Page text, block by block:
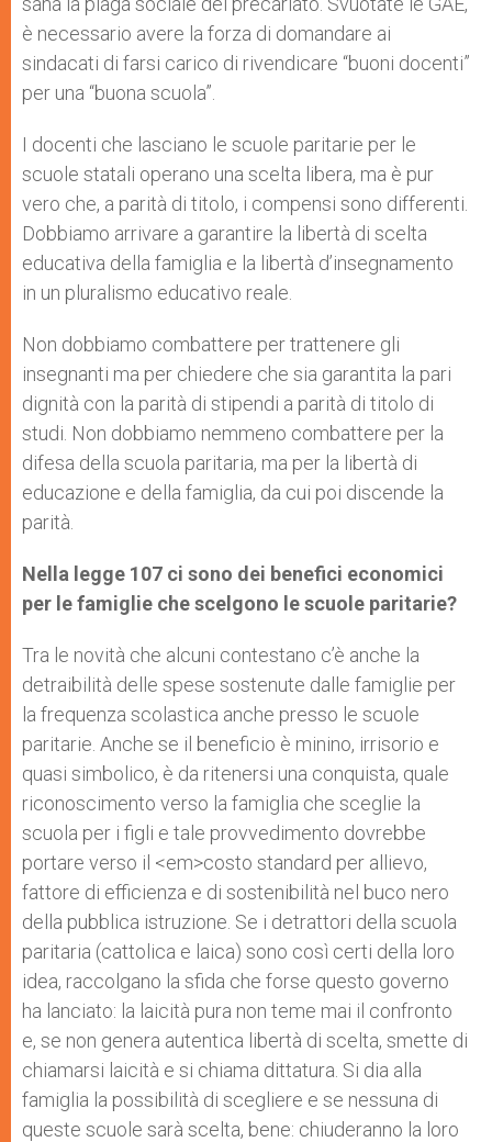
è necessario avere la forza di domandare ai
sindacati di farsi carico di rivendicare “buoni docenti”
per una “buona scuola”.
I docenti che lasciano le scuole paritarie per le
scuole statali operano una scelta libera, ma è pur
vero che, a parità di titolo, i compensi sono differenti.
Dobbiamo arrivare a garantire la libertà di scelta
educativa della famiglia e la libertà d’insegnamento
in un pluralismo educativo reale.
Non dobbiamo combattere per trattenere gli
insegnanti ma per chiedere che sia garantita la pari
dignità con la parità di stipendi a parità di titolo di
studi. Non dobbiamo nemmeno combattere per la
difesa della scuola paritaria, ma per la libertà di
educazione e della famiglia, da cui poi discende la
parità.
Nella legge 107 ci sono dei benefici economici
per le famiglie che scelgono le scuole paritarie?
Tra le novità che alcuni contestano c’è anche la
detraibilità delle spese sostenute dalle famiglie per
la frequenza scolastica anche presso le scuole
paritarie. Anche se il beneficio è minino, irrisorio e
quasi simbolico, è da ritenersi una conquista, quale
riconoscimento verso la famiglia che sceglie la
scuola per i figli e tale provvedimento dovrebbe
portare verso il <em>costo standard per allievo,
fattore di efficienza e di sostenibilità nel buco nero
della pubblica istruzione. Se i detrattori della scuola
paritaria (cattolica e laica) sono così certi della loro
idea, raccolgano la sfida che forse questo governo
ha lanciato: la laicità pura non teme mai il confronto
e, se non genera autentica libertà di scelta, smette di
chiamarsi laicità e si chiama dittatura. Si dia alla
famiglia la possibilità di scegliere e se nessuna di
queste scuole sarà scelta, bene: chiuderanno la loro